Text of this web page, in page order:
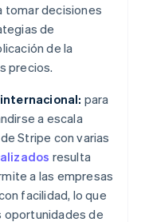
tomar decisiones
de
de la
precios.
para
a escala
Stripe con varias
resulta
a las empresas
facilidad, lo que
oportunidades de